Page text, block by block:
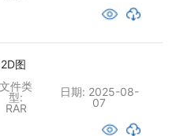
图
文件类
型:
RAR
日期: 2025-08-
07